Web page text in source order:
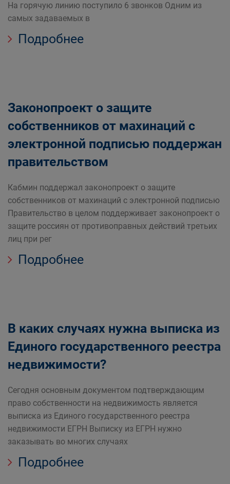
На горячую линию поступило 6 звонков Одним из
самых задаваемых в
Подробнее
Законопроект о защите
собственников от махинаций с
электронной подписью поддержан
правительством
Кабмин поддержал законопроект о защите
собственников от махинаций с электронной подписью
Правительство в целом поддерживает законопроект о
защите россиян от противоправных действий третьих
лиц при рег
Подробнее
В каких случаях нужна выписка из
Единого государственного реестра
недвижимости?
Сегодня основным документом подтверждающим
право собственности на недвижимость является
выписка из Единого государственного реестра
недвижимости ЕГРН Выписку из ЕГРН нужно
заказывать во многих случаях
Подробнее